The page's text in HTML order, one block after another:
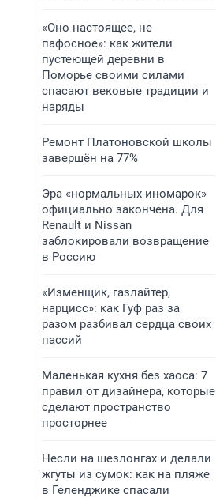
«Оно настоящее, не
пафосное»: как жители
пустеющей деревни в
Поморье своими силами
спасают вековые традиции и
наряды
Ремонт Платоновской школы
завершён на 77%
Эра «нормальных иномарок»
официально закончена. Для
Renault и Nissan
заблокировали возвращение
в Россию
«Изменщик, газлайтер,
нарцисс»: как Гуф раз за
разом разбивал сердца своих
пассий
Маленькая кухня без хаоса: 7
правил от дизайнера, которые
сделают пространство
просторнее
Несли на шезлонгах и делали
жгуты из сумок: как на пляже
в Геленджике спасали